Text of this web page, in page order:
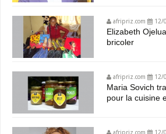
afripriz.com 12/
Elizabeth
bricoler
afripriz.com 12/
Maria Sovich
pour la cuisine
afripriz.com 12/